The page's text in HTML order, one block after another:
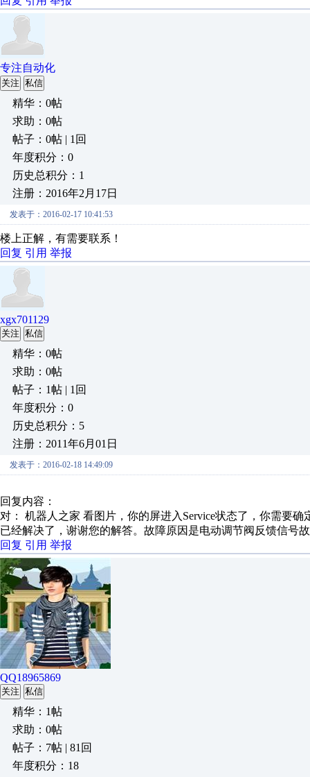
专注自动化
关注 私信
精华：0帖
求助：0帖
帖子：0帖 | 1回
年度积分：0
历史总积分：1
注册：2016年2月17日
发表于：2016-02-17 10:41:53
楼上正解，有需要联系！
回复 引用 举报
xgx701129
关注 私信
精华：0帖
求助：0帖
帖子：1帖 | 1回
年度积分：0
历史总积分：5
注册：2011年6月01日
发表于：2016-02-18 14:49:09
回复内容：
对： 机器人之家 看图片，你的屏进入Service状态了，你需要确
已经解决了，谢谢您的解答。故障原因是电动调节阀反馈信号
回复 引用 举报
QQ18965869
关注 私信
精华：1帖
求助：0帖
帖子：7帖 | 81回
年度积分：18